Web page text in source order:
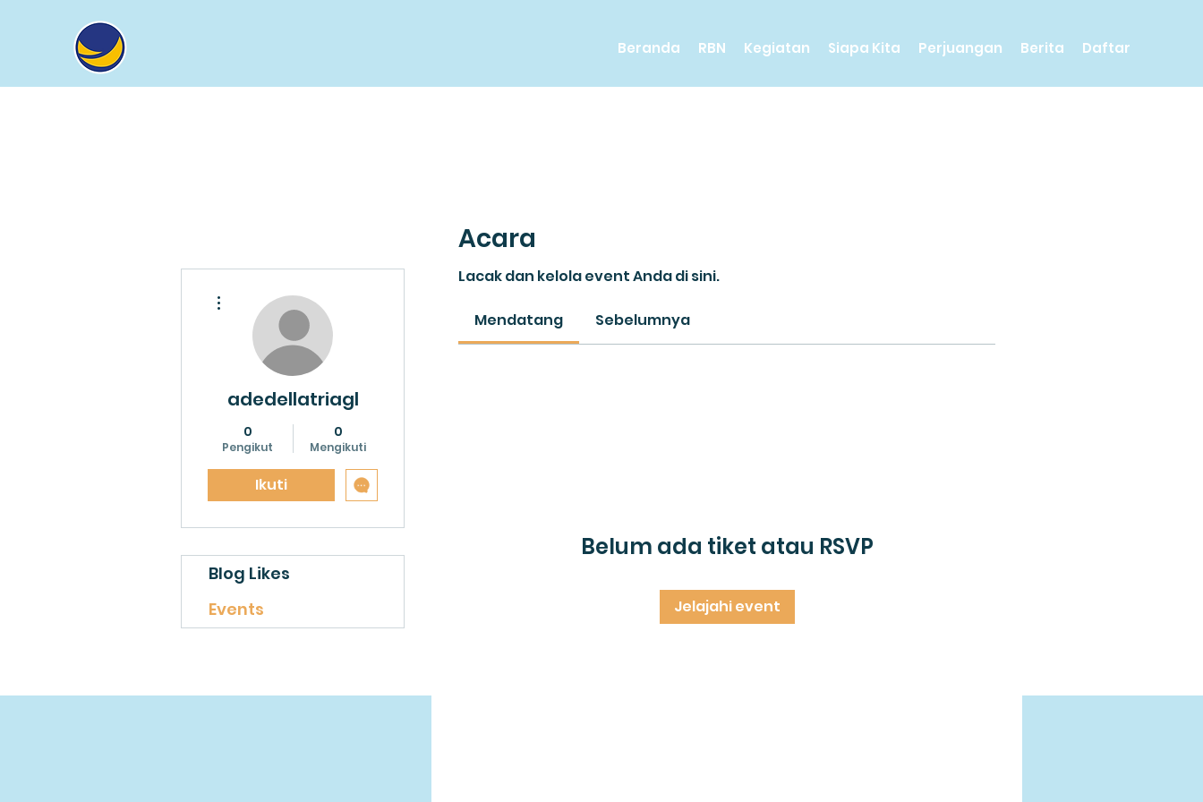
Beranda RBN Kegiatan Siapa Kita Perjuangan Berita Daftar
Acara
Lacak dan kelola event Anda di sini.
Mendatang Sebelumnya
Belum ada tiket atau RSVP
Jelajahi event
adedellatriagl
0
Pengikut
0
Mengikuti
Ikuti
Blog Likes
Events